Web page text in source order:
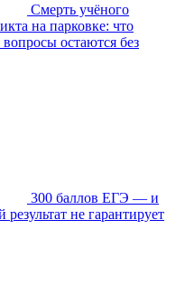
Смерть учёного
на парковке: что
остаются без
300 баллов ЕГЭ — и
не гарантирует